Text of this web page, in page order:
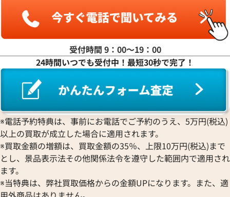
ッレミリア 2022 レースエ
格
日時点の参考買取価格です
ショパール クラシック 8544
ホワイト
451,000円
※2022年8月9日時点の参考買
エテルナ
EDOX
エドックス
EBERHARD
エベラール
EBEL
エベル
EPOS
Hermes
エルメス
OMEGA
オメガ
ORIENT
オリエント
ORIS
Graham
グラハム
グランドセイコー
CORUM
コルム
Concord
コンコルド
ジェラルド・ジェンタ
Jaeger-LeCoultre
ジャケ・ドロー
Girard-Perregaux
ジラール・ペルゴ
Sinn
ジン
STOWA
ストーヴァ
SEIKO
セイコー
CENTURY
センチュリー
ZENITH
PIERRE KUNZ
ピエール・クンツ
FRANCK MULLER
フランク ミュラー
BOUCHERON
ブシュロン
BREITLING
ブライトリング
Blancpain
ブランパン
BVLGARI
ブルガリ
Breguet
ブレゲ
BULOVA
ROGER DUBUIS
ロジェ・デュブイ
ROLEX
ロレックス
LONGINES
ロンジン
受付時間 9：00〜19：00
24時間いつでも受付中！最短30秒で完了！
※電話予約特典は、事前にお電話でご予約のうえ、5万円(税込)
以上の買取が成立した場合に適用されます。
※買取金額の増額は、買取金額の35％、上限10万円(税込)まで
とし、景品表示法その他関係法令を遵守した範囲内で適用され
ます。
※当特典は、弊社買取価格からの金額UPになります。また、適